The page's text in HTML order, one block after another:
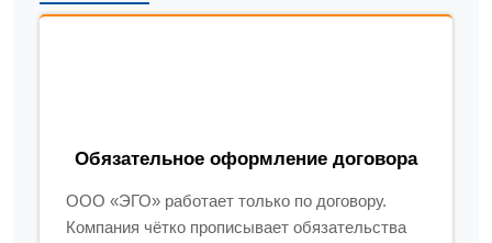
Обязательное оформление договора
ООО «ЭГО» работает только по договору.
Компания чётко прописывает обязательства